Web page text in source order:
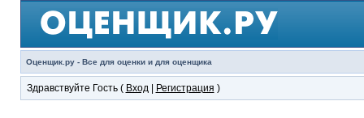
Оценщик.ру - Все для оценки и для оценщика
Здравствуйте Гость ( Вход| Регистрация )